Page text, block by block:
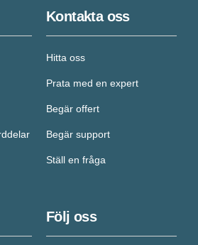
Kontakta oss
Hitta oss
Prata med en expert
Begär offert
Begär support
Ställ en fråga
Följ oss